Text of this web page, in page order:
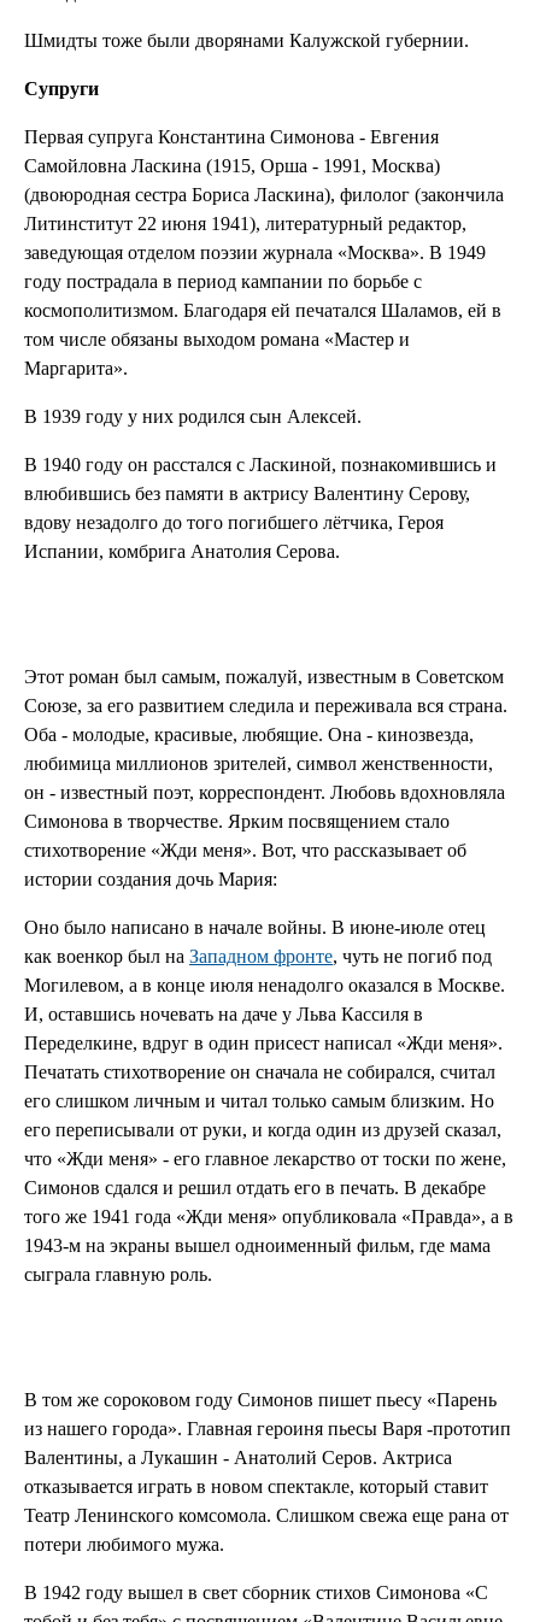
Шмидты тоже были дворянами Калужской губернии.
Супруги
Первая супруга Константина Симонова - Евгения
Самойловна Ласкина (1915, Орша - 1991, Москва)
(двоюродная сестра Бориса Ласкина), филолог (закончила
Литинститут 22 июня 1941), литературный редактор,
заведующая отделом поэзии журнала «Москва». В 1949
году пострадала в период кампании по борьбе с
космополитизмом. Благодаря ей печатался Шаламов, ей в
том числе обязаны выходом романа «Мастер и
Маргарита».
В 1939 году у них родился сын Алексей.
В 1940 году он расстался с Ласкиной, познакомившись и
влюбившись без памяти в актрису Валентину Серову,
вдову незадолго до того погибшего лётчика, Героя
Испании, комбрига Анатолия Серова.
Этот роман был самым, пожалуй, известным в Советском
Союзе, за его развитием следила и переживала вся страна.
Оба - молодые, красивые, любящие. Она - кинозвезда,
любимица миллионов зрителей, символ женственности,
он - известный поэт, корреспондент. Любовь вдохновляла
Симонова в творчестве. Ярким посвящением стало
стихотворение «Жди меня». Вот, что рассказывает об
истории создания дочь Мария:
Оно было написано в начале войны. В июне-июле отец
как военкор был на Западном фронте, чуть не погиб под
Могилевом, а в конце июля ненадолго оказался в Москве.
И, оставшись ночевать на даче у Льва Кассиля в
Переделкине, вдруг в один присест написал «Жди меня».
Печатать стихотворение он сначала не собирался, считал
его слишком личным и читал только самым близким. Но
его переписывали от руки, и когда один из друзей сказал,
что «Жди меня» - его главное лекарство от тоски по жене,
Симонов сдался и решил отдать его в печать. В декабре
того же 1941 года «Жди меня» опубликовала «Правда», а в
1943-м на экраны вышел одноименный фильм, где мама
сыграла главную роль.
В том же сороковом году Симонов пишет пьесу «Парень
из нашего города». Главная героиня пьесы Варя -прототип
Валентины, а Лукашин - Анатолий Серов. Актриса
отказывается играть в новом спектакле, который ставит
Театр Ленинского комсомола. Слишком свежа еще рана от
потери любимого мужа.
В 1942 году вышел в свет сборник стихов Симонова «С